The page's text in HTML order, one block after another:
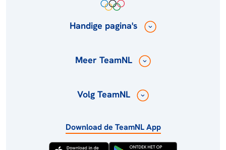
Handige pagina's
Meer TeamNL
Volg TeamNL
Download de TeamNL App